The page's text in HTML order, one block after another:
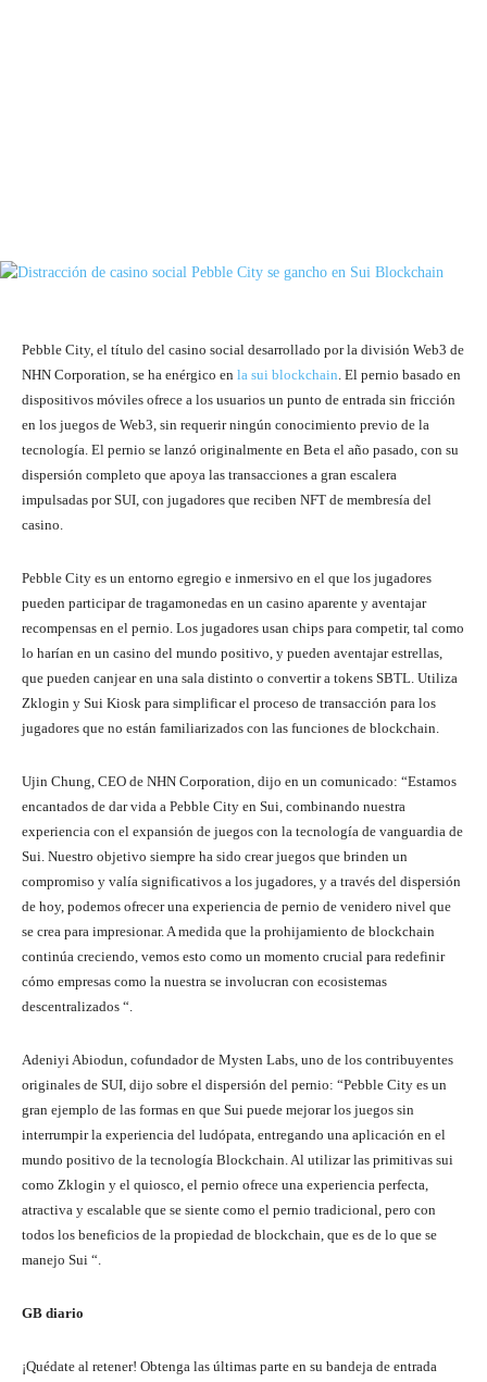
Pebble City, el título del casino social desarrollado por la división Web3 de
NHN Corporation, se ha enérgico en la sui blockchain. El pernio basado en
dispositivos móviles ofrece a los usuarios un punto de entrada sin fricción
en los juegos de Web3, sin requerir ningún conocimiento previo de la
tecnología. El pernio se lanzó originalmente en Beta el año pasado, con su
dispersión completo que apoya las transacciones a gran escalera
impulsadas por SUI, con jugadores que reciben NFT de membresía del
casino.
Pebble City es un entorno egregio e inmersivo en el que los jugadores
pueden participar de tragamonedas en un casino aparente y aventajar
recompensas en el pernio. Los jugadores usan chips para competir, tal como
lo harían en un casino del mundo positivo, y pueden aventajar estrellas,
que pueden canjear en una sala distinto o convertir a tokens SBTL. Utiliza
Zklogin y Sui Kiosk para simplificar el proceso de transacción para los
jugadores que no están familiarizados con las funciones de blockchain.
Ujin Chung, CEO de NHN Corporation, dijo en un comunicado: “Estamos
encantados de dar vida a Pebble City en Sui, combinando nuestra
experiencia con el expansión de juegos con la tecnología de vanguardia de
Sui. Nuestro objetivo siempre ha sido crear juegos que brinden un
compromiso y valía significativos a los jugadores, y a través del dispersión
de hoy, podemos ofrecer una experiencia de pernio de venidero nivel que
se crea para impresionar. A medida que la prohijamiento de blockchain
continúa creciendo, vemos esto como un momento crucial para redefinir
cómo empresas como la nuestra se involucran con ecosistemas
descentralizados “.
Adeniyi Abiodun, cofundador de Mysten Labs, uno de los contribuyentes
originales de SUI, dijo sobre el dispersión del pernio: “Pebble City es un
gran ejemplo de las formas en que Sui puede mejorar los juegos sin
interrumpir la experiencia del ludópata, entregando una aplicación en el
mundo positivo de la tecnología Blockchain. Al utilizar las primitivas sui
como Zklogin y el quiosco, el pernio ofrece una experiencia perfecta,
atractiva y escalable que se siente como el pernio tradicional, pero con
todos los beneficios de la propiedad de blockchain, que es de lo que se
manejo Sui “.
GB diario
¡Quédate al retener! Obtenga las últimas parte en su bandeja de entrada